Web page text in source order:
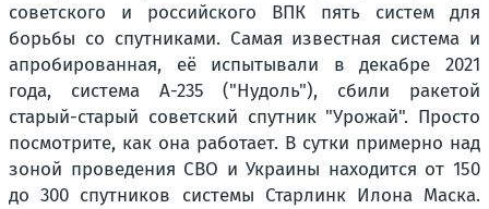
советского и российского ВПК пять систем для
борьбы со спутниками. Самая известная система и
апробированная, её испытывали в декабре 2021
года, система А-235 ("Нудоль"), сбили ракетой
старый-старый советский спутник "Урожай". Просто
посмотрите, как она работает. В сутки примерно над
зоной проведения СВО и Украины находится от 150
до 300 спутников системы Старлинк Илона Маска.